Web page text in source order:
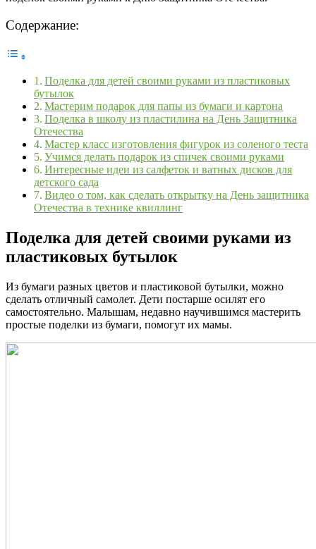
Содержание:
Поделка для детей своими руками из пластиковых
бутылок
Мастерим подарок для папы из бумаги и картона
Поделка в школу из пластилина на День Защитника
Отечества
Мастер класс изготовления фигурок из соленого теста
Учимся делать подарок из спичек своими руками
Интересные идеи из салфеток и ватных дисков для
детского сада
Видео о том, как сделать открытку на День защитника
Отечества в технике квиллинг
Поделка для детей своими руками из
пластиковых бутылок
Из бумаги разных цветов и пластиковой бутылки, можно
сделать отличный самолет. Дети постарше осилят его
самостоятельно. Малышам, недавно научившимся мастерить
простые поделки из бумаги, помогут их мамы.